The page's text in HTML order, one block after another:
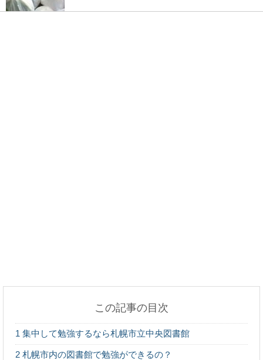
アゲハの幼虫にあげるエサは何がベスト？飼育方法
を教えます！
この記事の目次
1 集中して勉強するなら札幌市立中央図書館
2 札幌市内の図書館で勉強ができるの？